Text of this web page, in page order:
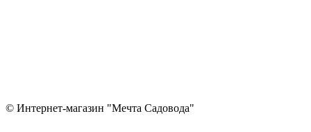
© Интернет-магазин "Мечта Садовода"